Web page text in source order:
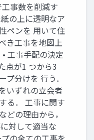
事数を削減す
の上に透明なア
ペンを 用いて住
き工事を地図上
工事手配の決定
点が1 つから3
プ分けを 行う．
いずれの立会者
る． 工事に関す
どの理由から，
対して適当な